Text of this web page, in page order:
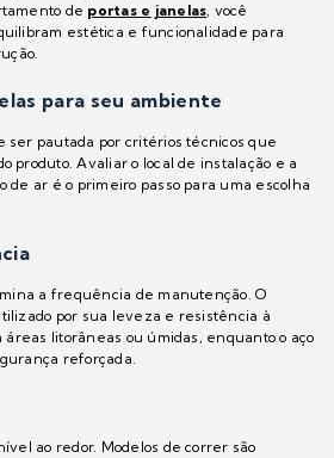
de portas e janelas, você
estética e funcionalidade para
para seu ambiente
ser pautada por critérios técnicos que
produto. Avaliar o local de instalação e a
de ar é o primeiro passo para uma escolha
a frequência de manutenção. O
por sua leveza e resistência à
áreas litorâneas ou úmidas, enquanto o aço
reforçada.
ao redor. Modelos de correr são